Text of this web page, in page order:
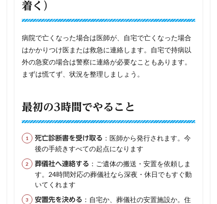
着く）
病院で亡くなった場合は医師が、自宅で亡くなった場合
はかかりつけ医または救急に連絡します。自宅で持病以
外の急変の場合は警察に連絡が必要なこともあります。
まずは慌てず、状況を整理しましょう。
最初の3時間でやること
死亡診断書を受け取る ：医師から発行されます。今
後の手続きすべての起点になります
葬儀社へ連絡する ：ご遺体の搬送・安置を依頼しま
す。24時間対応の葬儀社なら深夜・休日でもすぐ動
いてくれます
安置先を決める ：自宅か、葬儀社の安置施設か。住